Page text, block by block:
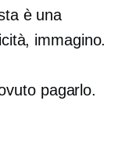
è una
immagino.
pagarlo.